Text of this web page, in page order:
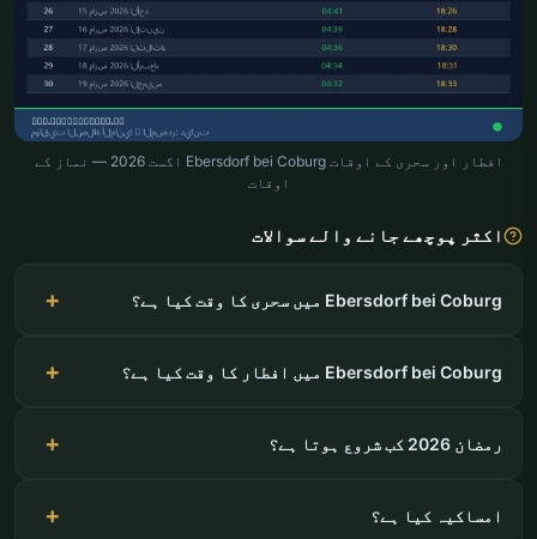
افطار اور سحری کے اوقات Ebersdorf bei Coburg اگست 2026 — نماز کے
اوقات
اکثر پوچھے جانے والے سوالات
Ebersdorf bei Coburg میں سحری کا وقت کیا ہے؟
Ebersdorf bei Coburg میں افطار کا وقت کیا ہے؟
رمضان 2026 کب شروع ہوتا ہے؟
امساکیہ کیا ہے؟